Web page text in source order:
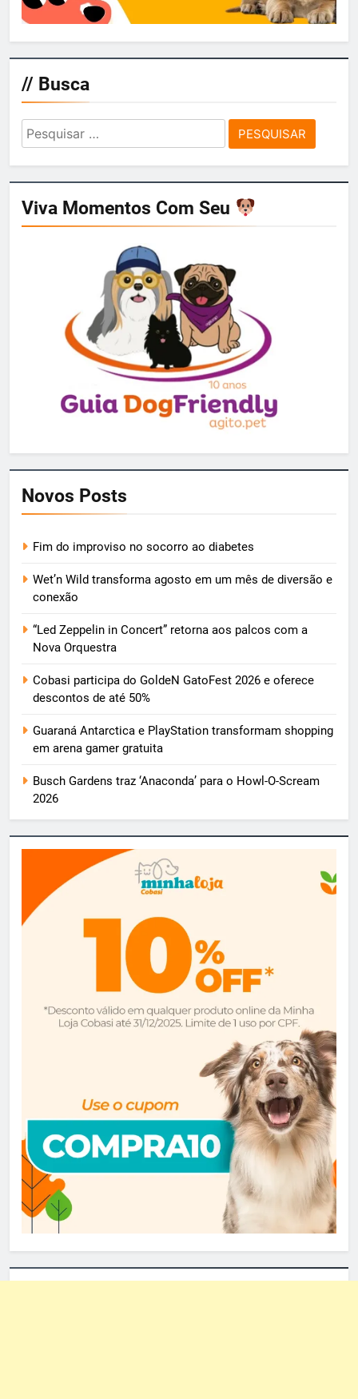
// Busca
Pesquisar
por:
Viva Momentos Com Seu
Novos Posts
Fim do improviso no socorro ao diabetes
Wet’n Wild transforma agosto em um mês de diversão e
conexão
“Led Zeppelin in Concert” retorna aos palcos com a
Nova Orquestra
Cobasi participa do GoldeN GatoFest 2026 e oferece
descontos de até 50%
Guaraná Antarctica e PlayStation transformam shopping
em arena gamer gratuita
Busch Gardens traz ‘Anaconda’ para o Howl-O-Scream
2026